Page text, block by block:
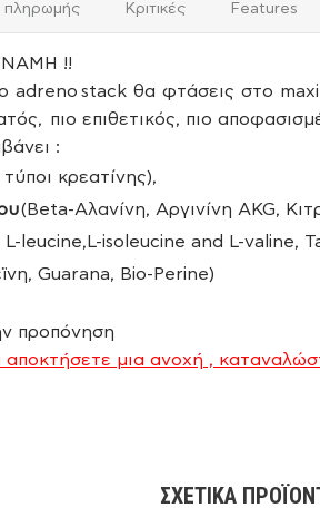
πληρωμής Κριτικές Features
!!
stack θα φτάσεις στο
πιο επιθετικός, πιο
:
κρεατίνης),
(Beta-Αλανίνη, Αργινίνη AKG,
leucine,L-isoleucine and L-valine,
Guarana, Bio-Perine)
προπόνηση
αποκτήσετε μια ανοχή ,
ΣΧΕΤΙΚΆ